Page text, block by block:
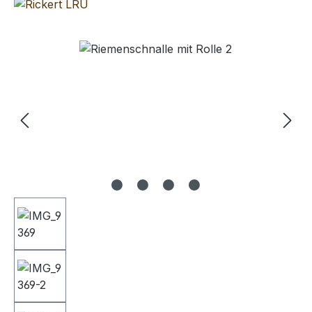
Bildergalerie überspringen